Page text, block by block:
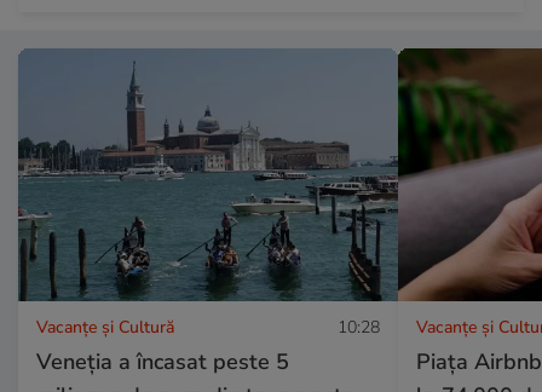
Vacanțe și Cultură 10:28
Veneția a încasat peste 5
Vacanțe și
Piața